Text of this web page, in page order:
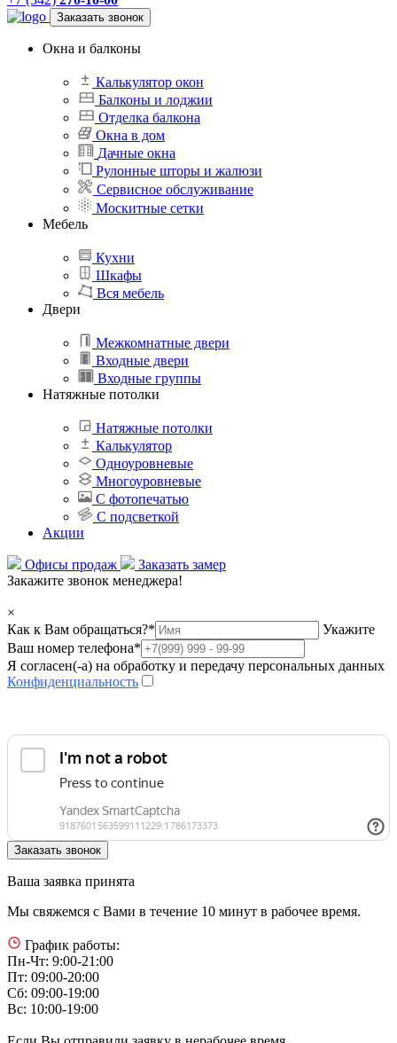
Заказать звонок
Окна и балконы
Калькулятор окон
Балконы и лоджии
Отделка балкона
Окна в дом
Дачные окна
Рулонные шторы и жалюзи
Сервисное обслуживание
Москитные сетки
Мебель
Кухни
Шкафы
Вся мебель
Двери
Межкомнатные двери
Входные двери
Входные группы
Натяжные потолки
Натяжные потолки
Калькулятор
Одноуровневые
Многоуровневые
С фотопечатью
С подсветкой
Акции
Офисы продаж
Заказать замер
Закажите звонок менеджера!
×
Как к Вам обращаться?*
Укажите
Ваш номер телефона*
Я согласен(-а) на обработку и передачу персональных данных
Конфиденциальность
Ваша заявка принята
Мы свяжемся с Вами в течение 10 минут в рабочее время.
График работы:
Пн-Чт: 9:00-21:00
Пт: 09:00-20:00
Сб: 09:00-19:00
Вс: 10:00-19:00